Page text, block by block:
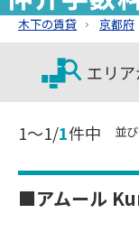
木下の賃貸 京都府
エリ
1～1/1件中 並
■アムール